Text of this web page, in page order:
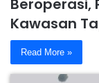
Beroperasi,
Kawasan
Read More »